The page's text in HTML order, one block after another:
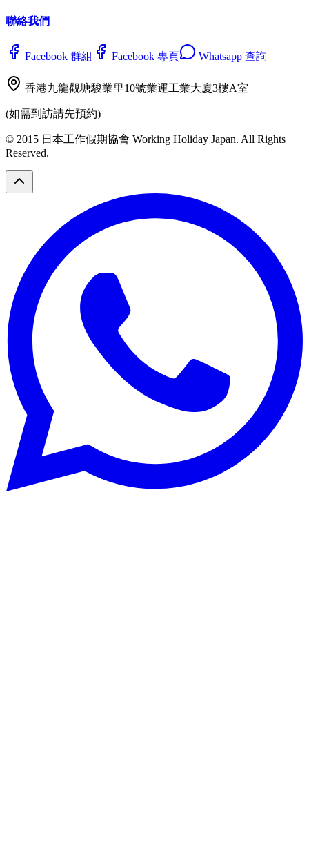
聯絡我們
Facebook 群組 Facebook 專頁 Whatsapp 查詢
香港九龍觀塘駿業里10號業運工業大廈3樓A室
(如需到訪請先預約)
© 2015 日本工作假期協會 Working Holiday Japan. All Rights
Reserved.